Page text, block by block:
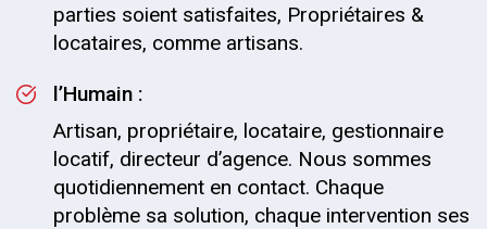
parties soient satisfaites, Propriétaires &
locataires, comme artisans.
l’Humain :
Artisan, propriétaire, locataire, gestionnaire
locatif, directeur d’agence. Nous sommes
quotidiennement en contact. Chaque
problème sa solution, chaque intervention ses